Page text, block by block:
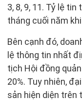
3, 8, 9, 11. Tỷ lệ
tháng cuối năm
Bên cạnh đó,
lệ thông tin nhất
tịch Hội đồng
20%. Tuy nhiên,
sản hiện diện trên